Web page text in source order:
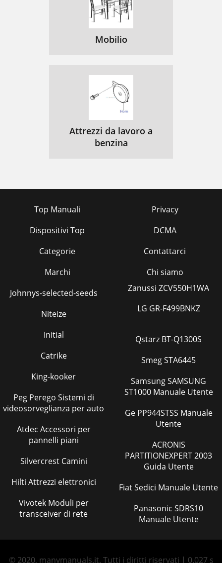
Mobilio
Attrezzi da lavoro a
benzina
Top Manuali
Dispositivi Top
Categorie
Marchi
Privacy
DCMA
Contattarci
Chi siamo
Johnnys-selected-seeds
Niteize
Initial
Catrike
King-kooker
Peg Perego Sistemi di
videosorveglianza per auto
Atdec Accessori per
pannelli piani
Silvercrest Camini
Hilti Attrezzi elettronici
Vivotek Moduli per
transceiver di rete
Zanussi ZCV550H1WA
LG GR-F499BNKZ
Qstarz BT-Q1300S
Smeg STA6445
Samsung SAMSUNG
ST1000 Manuale Utente
Ge PP944STSS Manuale
Utente
ACRONIS
PARTITIONEXPERT 2003
Guida Utente
Fiat Sedici Manuale Utente
Panasonic SDRS10
Manuale Utente
© 2020, manymanuals.it. Tutti i diritti riservati | 0.027 s